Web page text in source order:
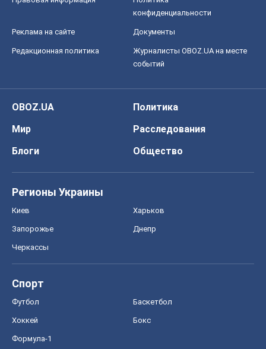
конфиденциальности
Реклама на сайте Документы
Редакционная политика
Журналисты OBOZ.UA на месте
событий
OBOZ.UA
Политика
Мир
Расследования
Блоги
Общество
Регионы Украины
Киев Харьков
Запорожье Днепр
Черкассы
Спорт
Футбол Баскетбол
Хоккей Бокс
Формула-1